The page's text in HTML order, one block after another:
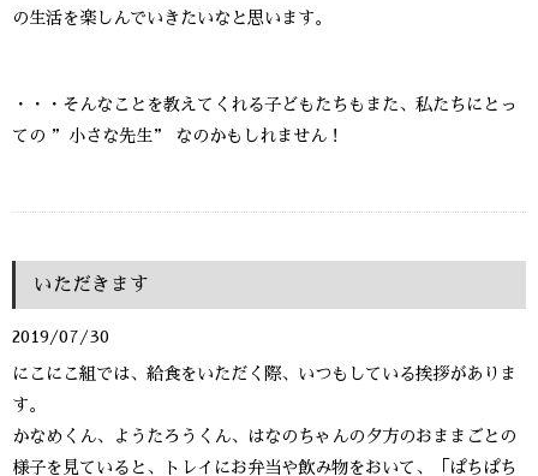
の生活を楽しんでいきたいなと思います。
・・・そんなことを教えてくれる子どもたちもまた、私たちにとっ
ての ”小さな先生” なのかもしれません！
いただきます
2019/07/30
にこにこ組では、給食をいただく際、いつもしている挨拶がありま
す。
かなめくん、ようたろうくん、はなのちゃんの夕方のおままごとの
様子を見ていると、トレイにお弁当や飲み物をおいて、「ぱちぱち